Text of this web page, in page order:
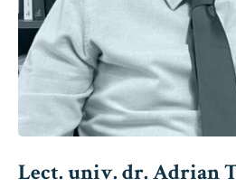
Lect. univ. dr. Adrian